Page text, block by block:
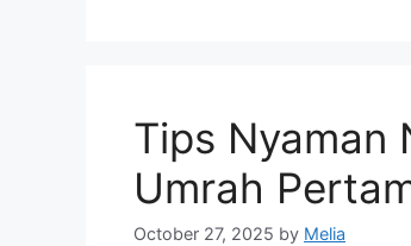
Tips Nyaman
Umrah
October 27, 2025 by Melia